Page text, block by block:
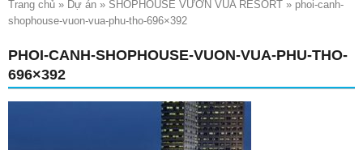
Trang chủ » Dự án » SHOPHOUSE VƯỜN VUA RESORT » phoi-canh-
shophouse-vuon-vua-phu-tho-696×392
PHOI-CANH-SHOPHOUSE-VUON-VUA-PHU-THO-
696×392